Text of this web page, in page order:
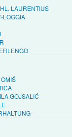
LAURENTIUS
LOGGIA
GOJSALIĆ